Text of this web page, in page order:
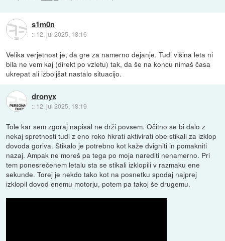
s1m0n
:: 12. jul 2025, 18:16
Velika verjetnost je, da gre za namerno dejanje. Tudi višina leta ni
bila ne vem kaj (direkt po vzletu) tak, da še na koncu nimaš časa
ukrepat ali izboljšat nastalo situacijo.
dronyx
:: 12. jul 2025, 18:19
Tole kar sem zgoraj napisal ne drži povsem. Očitno se bi dalo z
nekaj spretnosti tudi z eno roko hkrati aktivirati obe stikali za izklop
dovoda goriva. Stikalo je potrebno kot kaže dvigniti in pomakniti
nazaj. Ampak ne moreš pa tega po moja narediti nenamerno. Pri
tem ponesrečenem letalu sta se stikali izklopili v razmaku ene
sekunde. Torej je nekdo tako kot na posnetku spodaj najprej
izklopil dovod enemu motorju, potem pa takoj še drugemu.